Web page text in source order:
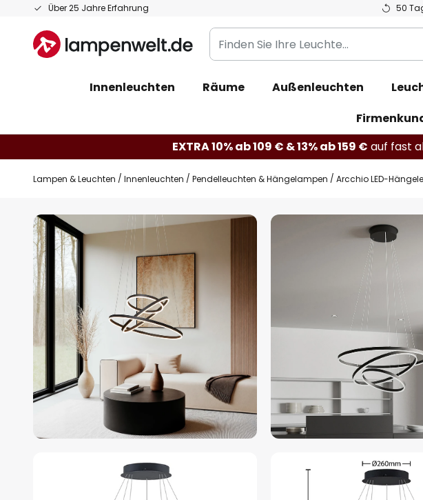
Über 25 Jahre Erfahrung 50
Zum
springen
Finden
Sie
Leuchte...
Innenleuchten Räume Außenleuchten
EXTRA 10% ab 109 € & 13% ab 159 € auf fast
Lampen & Leuchten Innenleuchten Pendelleuchten & Hängelampen Arcchio LED-
Zum
Ende
der
Bildgalerie
springen